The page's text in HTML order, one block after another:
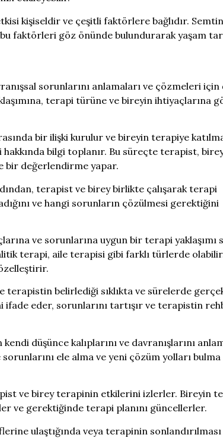
kişiseldir ve çeşitli faktörlere bağlıdır.
faktörleri göz önünde bulundurarak yaşam
sorunlarını anlamaları ve çözmeleri için
terapi türüne ve bireyin ihtiyaçlarına
bir ilişki kurulur ve bireyin terapiye
bilgi toplanır. Bu süreçte terapist,
bir değerlendirme yapar.
terapist ve birey birlikte çalışarak terapi
ve hangi sorunların çözülmesi gerektiğini
ve sorunlarına uygun bir terapi yaklaşımı
terapi, aile terapisi gibi farklı türlerde
terapistin belirlediği sıklıkta ve sürelerde
eder, sorunlarını tartışır ve terapistin
düşünce kalıplarını ve davranışlarını
ele alma ve yeni çözüm yolları bulma
ve birey terapinin etkilerini izlerler. Bireyin
ve gerektiğinde terapi planını güncellerler.
ulaştığında veya terapinin sonlandırılması